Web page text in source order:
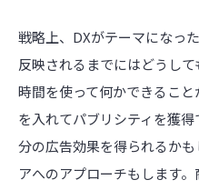
戦略上、DXがテーマになっ
反映されるまでにはどうし
時間を使って何かできるこ
を入れてパブリシティを獲
分の広告効果を得られるか
アへのアプローチもします